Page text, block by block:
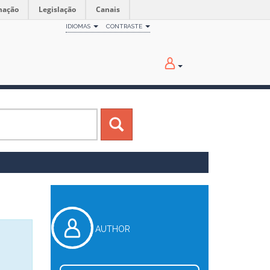
Legislação Canais
IDIOMAS CONTRASTE
AUTHOR